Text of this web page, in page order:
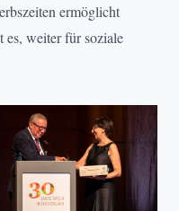
ermöglicht
es, weiter für soziale